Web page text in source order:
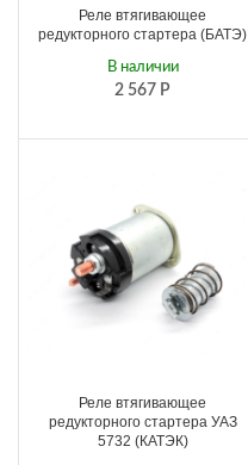
Реле втягивающее
редукторного стартера (БАТЭ)
2 567 Р
В наличии
Реле втягивающее
редукторного стартера УАЗ
5732 (КАТЭК)